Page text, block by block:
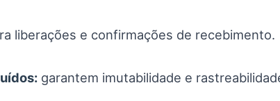
liberações e confirmações de recebimento.
garantem imutabilidade e